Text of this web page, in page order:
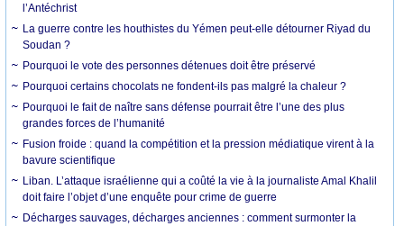
l’Antéchrist
La guerre contre les houthistes du Yémen peut-elle détourner Riyad du
Soudan ?
Pourquoi le vote des personnes détenues doit être préservé
Pourquoi certains chocolats ne fondent-ils pas malgré la chaleur ?
Pourquoi le fait de naître sans défense pourrait être l’une des plus
grandes forces de l’humanité
Fusion froide : quand la compétition et la pression médiatique virent à la
bavure scientifique
Liban. L’attaque israélienne qui a coûté la vie à la journaliste Amal Khalil
doit faire l’objet d’une enquête pour crime de guerre
Décharges sauvages, décharges anciennes : comment surmonter la